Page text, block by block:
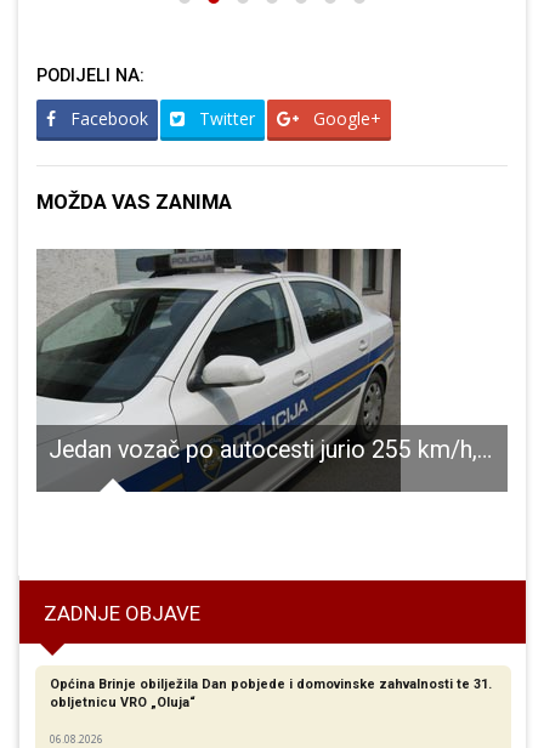
PODIJELI NA:
Facebook Twitter Google+
MOŽDA VAS ZANIMA
Jedan vozač po autocesti jurio 255 km/h, drugi u Otočcu vozio s 2.40 g/kg koncentracijom alkohola
ZADNJE OBJAVE
Općina Brinje obilježila Dan pobjede i domovinske zahvalnosti te 31.
obljetnicu VRO „Oluja“
06.08.2026